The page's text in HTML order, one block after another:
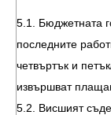
5.1. Бюджетната
последните
четвъртък и
извършват
5.2. Висшият